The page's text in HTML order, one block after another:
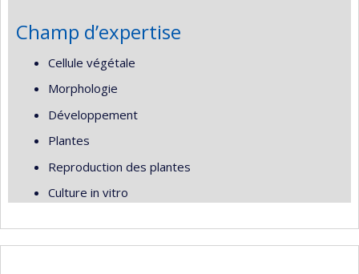
Champ d’expertise
Cellule végétale
Morphologie
Développement
Plantes
Reproduction des plantes
Culture in vitro